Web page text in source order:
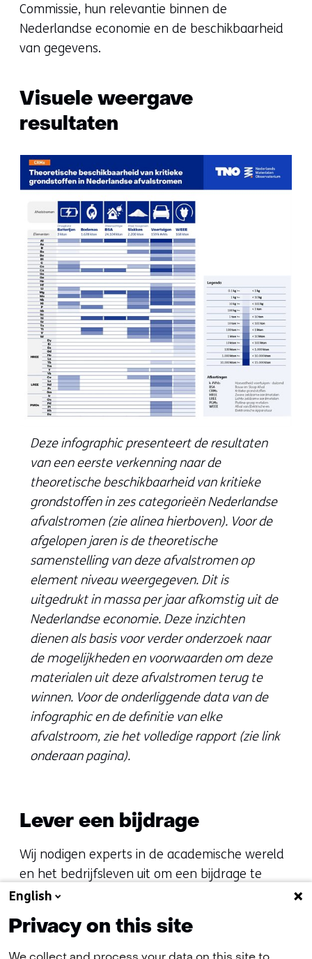
Commissie, hun relevantie binnen de
Nederlandse economie en de beschikbaarheid
van gegevens.
Visuele weergave
resultaten
Deze infographic presenteert de resultaten
van een eerste verkenning naar de
theoretische beschikbaarheid van kritieke
grondstoffen in zes categorieën Nederlandse
afvalstromen (zie alinea hierboven). Voor de
afgelopen jaren is de theoretische
samenstelling van deze afvalstromen op
element niveau weergegeven. Dit is
uitgedrukt in massa per jaar afkomstig uit de
Nederlandse economie. Deze inzichten
dienen als basis voor verder onderzoek naar
de mogelijkheden en voorwaarden om deze
materialen uit deze afvalstromen terug te
winnen. Voor de onderliggende data van de
infographic en de definitie van elke
afvalstroom, zie het volledige rapport (zie link
onderaan pagina).
Lever een bijdrage
Wij nodigen experts in de academische wereld
en het bedrijfsleven uit om een bijdrage te
leveren aan dit onderzoek. Het NMO staat open
contactformulier in of mail direct naar
info@nederlandsmaterialenobservatorium.nl
English
Privacy on this site